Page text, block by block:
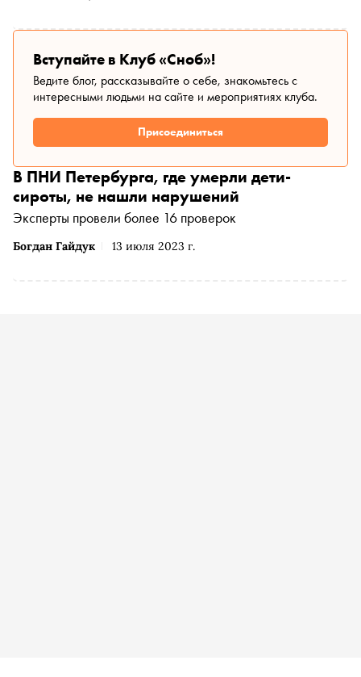
Вступайте в Клуб «Сноб»!
Ведите блог, рассказывайте о себе, знакомьтесь с
интересными людьми на сайте и мероприятиях клуба.
Присоединиться
Богдан Гайдук 13 июля 2023 г.
В ПНИ Петербурга, где умерли дети-
сироты, не нашли нарушений
Эксперты провели более 16 проверок